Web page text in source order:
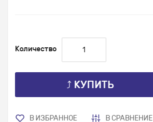
Количество
⤴ КУПИТЬ
В ИЗБРАННОЕ В СРАВНЕНИЕ